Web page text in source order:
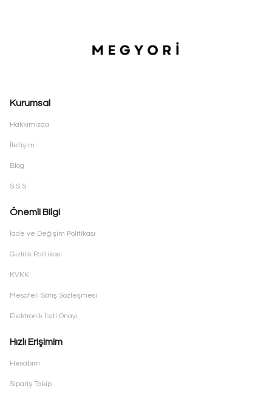
Kurumsal
Hakkımızda
İletişim
Blog
S.S.S
Önemli Bilgi
İade ve Değişim Politikası
Gizlilik Politikası
KVKK
Mesafeli Satış Sözleşmesi
Elektronik İleti Onayı
Hızlı Erişimim
Hesabım
Sipariş Takip